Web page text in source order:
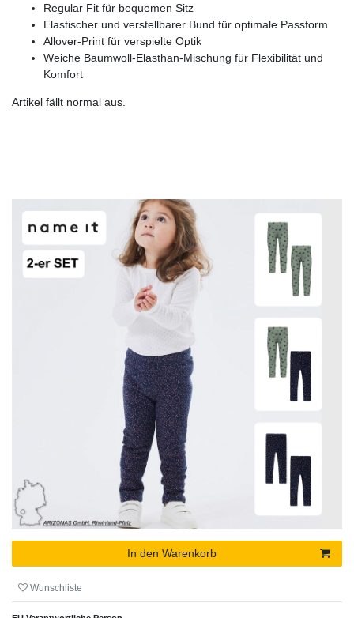
Regular Fit für bequemen Sitz
Elastischer und verstellbarer Bund für optimale Passform
Allover-Print für verspielte Optik
Weiche Baumwoll-Elasthan-Mischung für Flexibilität und
Komfort
Artikel fällt normal aus.
In den Warenkorb
Wunschliste